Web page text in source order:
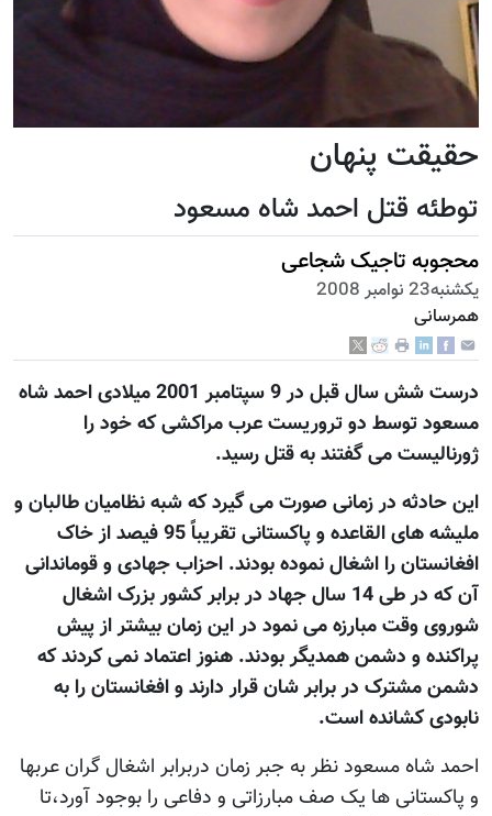
حقیقت پنهان
توطئه قتل احمد شاه مسعود
محجوبه تاجیک شجاعی
يكشنبه23 نوامبر 2008
همرسانی
درست شش سال قبل در 9 سپتامبر 2001 میلادی احمد شاه
مسعود توسط دو تروریست عرب مراکشی که خود را
ژورنالیست می گفتند به قتل رسید.
این حادثه در زمانی صورت می گیرد که شبه نظامیان طالبان و
ملیشه های القاعده و پاکستانی تقریباً 95 فیصد از خاک
افغانستان را اشغال نموده بودند. احزاب جهادی و قوماندانی
آن که در طی 14 سال جهاد در برابر کشور بزرک اشغال
شوروی وقت مبارزه می نمود در این زمان بیشتر از پیش
پراکنده و دشمن همدیگر بودند. هنوز اعتماد نمی کردند که
دشمن مشترک در برابر شان قرار دارند و افغانستان را به
نابودی کشانده است.
احمد شاه مسعود نظر به جبر زمان دربرابر اشغال گران عربها
و پاکستانی ها یک صف مبارزاتی و دفاعی را بوجود آورد،تا